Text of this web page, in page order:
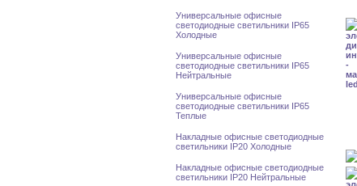
Универсальные офисные
светодиодные светильники IP65
Холодные
Универсальные офисные
светодиодные светильники IP65
Нейтральные
Универсальные офисные
светодиодные светильники IP65
Теплые
Накладные офисные светодиодные
светильники IP20 Холодные
Накладные офисные светодиодные
светильники IP20 Нейтральные